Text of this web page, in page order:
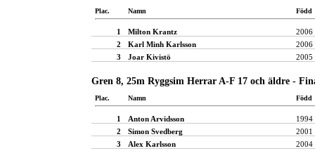
Plac. Namn Född
1 Milton Krantz
2006
2
Karl Minh Karlsson
2006
3
Joar Kivistö 2005
Gren 8, 25m Ryggsim Herrar A-F 17 och äldre -
Plac. Namn Född
1 Anton Arvidsson
1994
2
Simon Svedberg
2001
3
Alex Karlsson
2004